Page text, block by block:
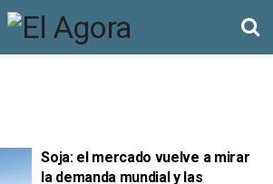
Soja: el mercado vuelve a mirar
la demanda mundial y las